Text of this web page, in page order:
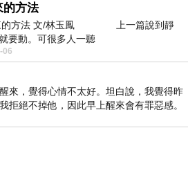
的方法
的方法 文/林玉鳳 上一篇說到靜
要動。可很多人一聽
06
來，覺得心情不太好。坦白說，我覺得昨
拒絕不掉他，因此早上醒來會有罪惡感。